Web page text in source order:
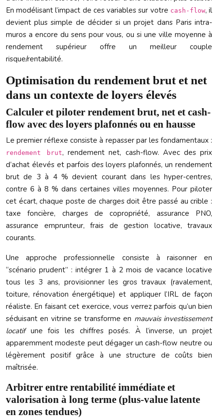
En modélisant l’impact de ces variables sur votre cash-flow, il
devient plus simple de décider si un projet dans Paris intra-
muros a encore du sens pour vous, ou si une ville moyenne à
rendement supérieur offre un meilleur couple
risque/rentabilité.
Optimisation du rendement brut et net
dans un contexte de loyers élevés
Calculer et piloter rendement brut, net et cash-
flow avec des loyers plafonnés ou en hausse
Le premier réflexe consiste à repasser par les fondamentaux :
rendement brut, rendement net, cash-flow. Avec des prix
d’achat élevés et parfois des loyers plafonnés, un rendement
brut de 3 à 4 % devient courant dans les hyper-centres,
contre 6 à 8 % dans certaines villes moyennes. Pour piloter
cet écart, chaque poste de charges doit être passé au crible :
taxe foncière, charges de copropriété, assurance PNO,
assurance emprunteur, frais de gestion locative, travaux
courants.
Une approche professionnelle consiste à raisonner en
“scénario prudent” : intégrer 1 à 2 mois de vacance locative
tous les 3 ans, provisionner les gros travaux (ravalement,
toiture, rénovation énergétique) et appliquer l’IRL de façon
réaliste. En faisant cet exercice, vous verrez parfois qu’un bien
séduisant en vitrine se transforme en mauvais investissement
locatifune fois les chiffres posés. À l’inverse, un projet
apparemment modeste peut dégager un cash-flow neutre ou
légèrement positif grâce à une structure de coûts bien
maîtrisée.
Arbitrer entre rentabilité immédiate et
valorisation à long terme (plus-value latente
en zones tendues)